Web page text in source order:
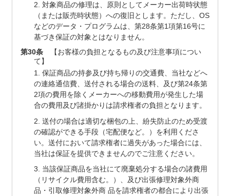
2. 対象商品の修理は、原則としてメーカー出荷時状態
（または販売時状態）への復旧とします。ただし、OS
などのデータ・プログラムは、第28条第1項第16号に
基づき保証の対象とはなりません。
第30条
【お客様の負担となるもの及び注意事項につい
て】
1. 保証商品の持参及び持ち帰りの交通費、当社などへ
の連絡通信費、送付される場合の送料、及び第24条第
2項の費用を除くメーカーへの移動費用が発生した場
合の費用及び諸掛かりは請求権者の負担となります。
2. 送付の場合は適切な梱包の上、紛失防止のため受渡
の確認ができる手段（宅配便など。）を利用くださ
い。送付において請求権者に過失があった場合には、
当社は保証を提供できませんのでご注意ください。
3. 当該保証商品を当社にて廃棄処分する場合の諸費用
（リサイクル費用含む。）、及び出張修理対象外商
品・引取修理対象外商 品を請求権者の都合により出張